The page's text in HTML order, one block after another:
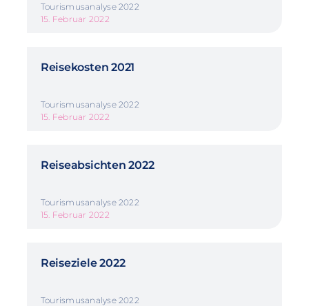
Tourismusanalyse 2022
15. Februar 2022
Reisekosten 2021
Tourismusanalyse 2022
15. Februar 2022
Reiseabsichten 2022
Tourismusanalyse 2022
15. Februar 2022
Reiseziele 2022
Tourismusanalyse 2022